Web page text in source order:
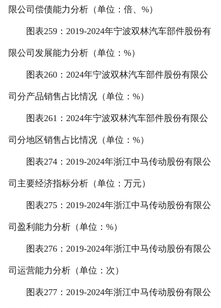
限公司偿债能力分析（单位：倍、%）
图表259：2019-2024年宁波双林汽车部件股份有
限公司发展能力分析（单位：%）
图表260：2024年宁波双林汽车部件股份有限公
司分产品销售占比情况（单位：%）
图表261：2024年宁波双林汽车部件股份有限公
司分地区销售占比情况（单位：%）
图表274：2019-2024年浙江中马传动股份有限公
司主要经济指标分析（单位：万元）
图表275：2019-2024年浙江中马传动股份有限公
司盈利能力分析（单位：%）
图表276：2019-2024年浙江中马传动股份有限公
司运营能力分析（单位：次）
图表277：2019-2024年浙江中马传动股份有限公